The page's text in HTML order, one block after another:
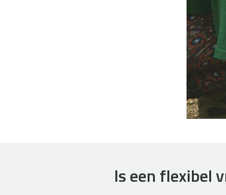
Is een flexibel